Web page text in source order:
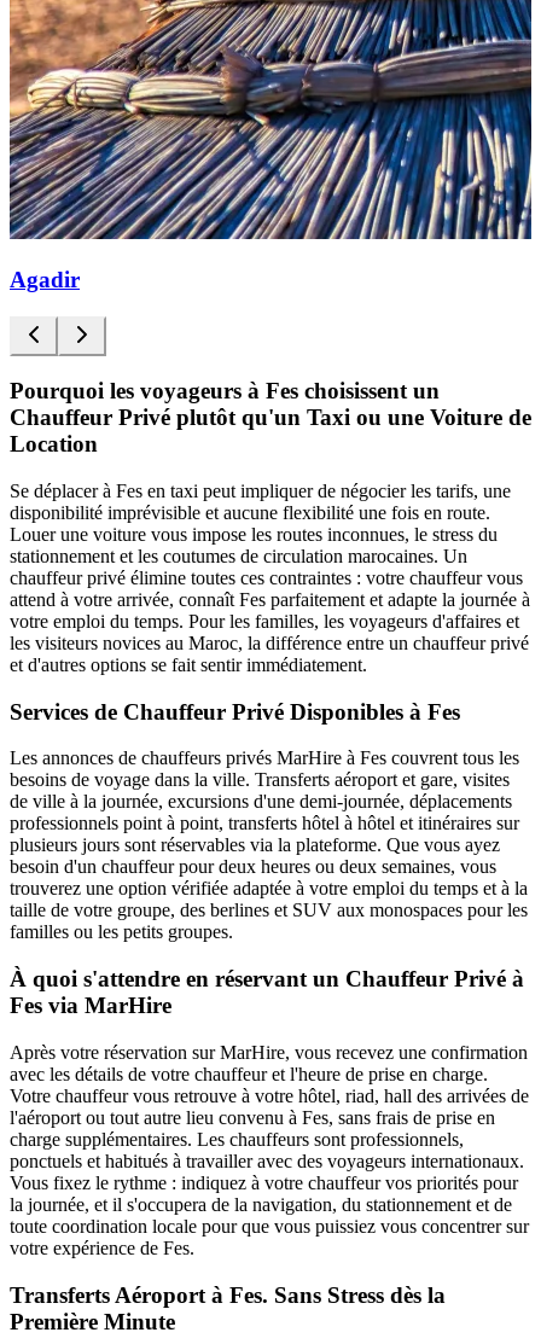
Agadir
Pourquoi les voyageurs à Fes choisissent un
Chauffeur Privé plutôt qu'un Taxi ou une Voiture de
Location
Se déplacer à Fes en taxi peut impliquer de négocier les tarifs, une
disponibilité imprévisible et aucune flexibilité une fois en route.
Louer une voiture vous impose les routes inconnues, le stress du
stationnement et les coutumes de circulation marocaines. Un
chauffeur privé élimine toutes ces contraintes : votre chauffeur vous
attend à votre arrivée, connaît Fes parfaitement et adapte la journée à
votre emploi du temps. Pour les familles, les voyageurs d'affaires et
les visiteurs novices au Maroc, la différence entre un chauffeur privé
et d'autres options se fait sentir immédiatement.
Services de Chauffeur Privé Disponibles à Fes
Les annonces de chauffeurs privés MarHire à Fes couvrent tous les
besoins de voyage dans la ville. Transferts aéroport et gare, visites
de ville à la journée, excursions d'une demi-journée, déplacements
professionnels point à point, transferts hôtel à hôtel et itinéraires sur
plusieurs jours sont réservables via la plateforme. Que vous ayez
besoin d'un chauffeur pour deux heures ou deux semaines, vous
trouverez une option vérifiée adaptée à votre emploi du temps et à la
taille de votre groupe, des berlines et SUV aux monospaces pour les
familles ou les petits groupes.
À quoi s'attendre en réservant un Chauffeur Privé à
Fes via MarHire
Après votre réservation sur MarHire, vous recevez une confirmation
avec les détails de votre chauffeur et l'heure de prise en charge.
Votre chauffeur vous retrouve à votre hôtel, riad, hall des arrivées de
l'aéroport ou tout autre lieu convenu à Fes, sans frais de prise en
charge supplémentaires. Les chauffeurs sont professionnels,
ponctuels et habitués à travailler avec des voyageurs internationaux.
Vous fixez le rythme : indiquez à votre chauffeur vos priorités pour
la journée, et il s'occupera de la navigation, du stationnement et de
toute coordination locale pour que vous puissiez vous concentrer sur
votre expérience de Fes.
Transferts Aéroport à Fes. Sans Stress dès la
Première Minute